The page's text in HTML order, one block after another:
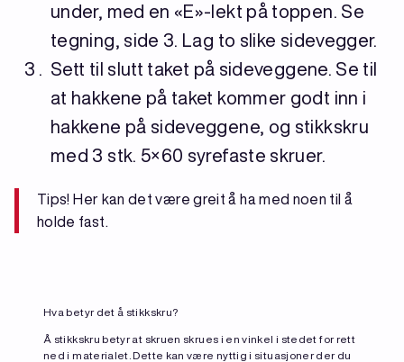
under, med en «E»-lekt på toppen. Se
tegning, side 3. Lag to slike sidevegger.
Sett til slutt taket på sideveggene. Se til
at hakkene på taket kommer godt inn i
hakkene på sideveggene, og stikkskru
med 3 stk. 5×60 syrefaste skruer.
Tips! Her kan det være greit å ha med noen til å
holde fast.
Hva betyr det å stikkskru?
Å stikkskru betyr at skruen skrues i en vinkel i stedet for rett
ned i materialet. Dette kan være nyttig i situasjoner der du